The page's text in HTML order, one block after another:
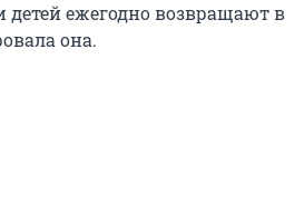
детей ежегодно возвращают в
она.